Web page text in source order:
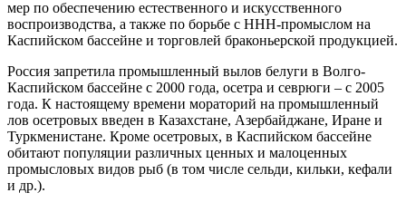
мер по обеспечению естественного и искусственного
воспроизводства, а также по борьбе с ННН-промыслом на
Каспийском бассейне и торговлей браконьерской продукцией.
Россия запретила промышленный вылов белуги в Волго-
Каспийском бассейне с 2000 года, осетра и севрюги – с 2005
года. К настоящему времени мораторий на промышленный
лов осетровых введен в Казахстане, Азербайджане, Иране и
Туркменистане. Кроме осетровых, в Каспийском бассейне
обитают популяции различных ценных и малоценных
промысловых видов рыб (в том числе сельди, кильки, кефали
и др.).